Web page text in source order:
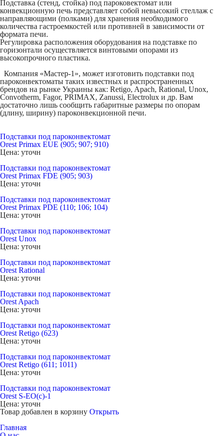
Подставка (стенд, стойка) под пароковектомат или
конвекционную печь представляет собой невысокий стеллаж с
направляющими (полками) для хранения необходимого
количества гастроемкостей или противней в зависимости от
формата печи.
Регулировка расположения оборудования на подставке по
горизонтали осуществляется винтовыми опорами из
высокопрочного пластика.
Компания «Мастер-1», может изготовить подставки под
пароконвектоматы таких известных и распространенных
брендов на рынке Украины как: Retigo, Apach, Rational, Unox,
Convotherm, Fagor, PRIMAX, Zanussi, Electrolux и др. Вам
достаточно лишь сообщить габаритные размеры по опорам
(длину, ширину) пароконвекционной печи.
Подставки под пароконвектомат
Orest Primax EUE (905; 907; 910)
Цена: уточн
Подставки под пароконвектомат
Orest Primax FDE (905; 903)
Цена: уточн
Подставки под пароконвектомат
Orest Primax PDE (110; 106; 104)
Цена: уточн
Подставки под пароконвектомат
Orest Unox
Цена: уточн
Подставки под пароконвектомат
Orest Rational
Цена: уточн
Подставки под пароконвектомат
Orest Apach
Цена: уточн
Подставки под пароконвектомат
Orest Retigo (623)
Цена: уточн
Подставки под пароконвектомат
Orest Retigo (611; 1011)
Цена: уточн
Подставки под пароконвектомат
Orest S-EO(c)-1
Цена: уточн
Товар добавлен в корзину Открыть
Главная